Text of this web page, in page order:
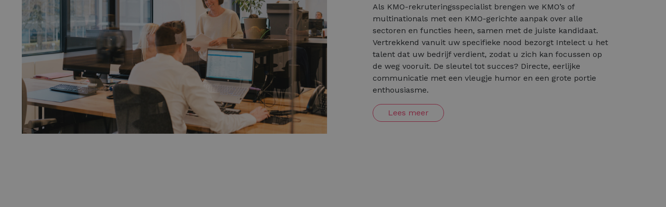
Als KMO-rekruteringsspecialist brengen we KMO’s of
multinationals met een KMO-gerichte aanpak over alle
sectoren en functies heen, samen met de juiste kandidaat.
Vertrekkend vanuit uw specifieke nood bezorgt Intelect u het
talent dat uw bedrijf verdient, zodat u zich kan focussen op
de weg vooruit. De sleutel tot succes? Directe, eerlijke
communicatie met een vleugje humor en een grote portie
enthousiasme.
Lees meer